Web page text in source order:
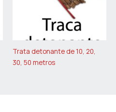
Trata detonante de 10, 20,
30, 50 metros